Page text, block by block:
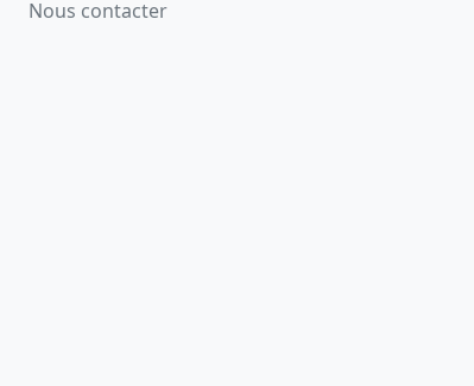
Nous contacter